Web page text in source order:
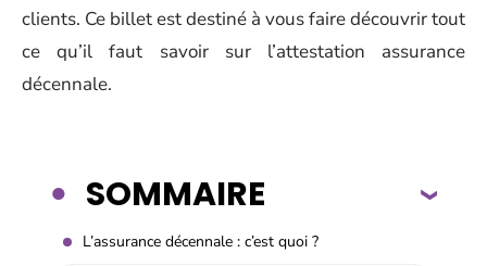
clients. Ce billet est destiné à vous faire découvrir tout
ce qu’il faut savoir sur l’attestation assurance
décennale.
SOMMAIRE
L’assurance décennale : c’est quoi ?